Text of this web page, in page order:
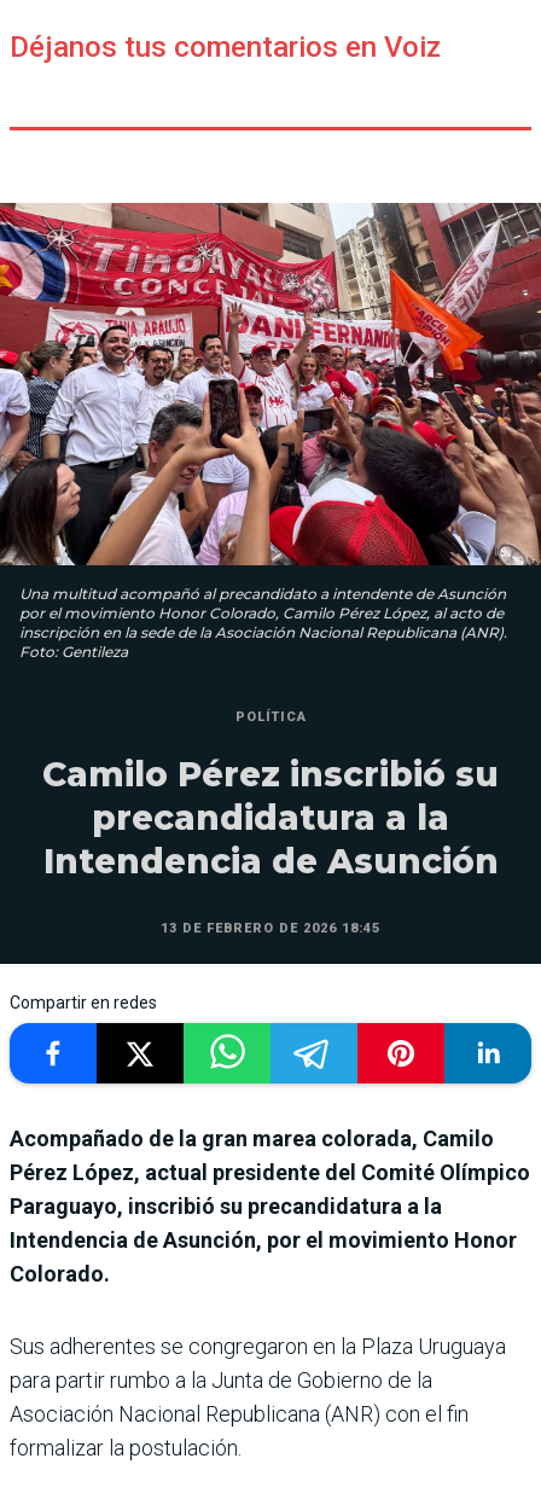
Déjanos tus comentarios en Voiz
Una multitud acompañó al precandidato a intendente de Asunción
por el movimiento Honor Colorado, Camilo Pérez López, al acto de
inscripción en la sede de la Asociación Nacional Republicana (ANR).
Foto: Gentileza
POLÍTICA
Camilo Pérez inscribió su
precandidatura a la
Intendencia de Asunción
13 DE FEBRERO DE 2026 18:45
Compartir en redes
Acompañado de la gran marea colorada, Camilo
Pérez López, actual presidente del Comité Olímpico
Paraguayo, inscribió su precandidatura a la
Intendencia de Asunción, por el movimiento Honor
Colorado.
Sus adherentes se congregaron en la Plaza Uruguaya
para partir rumbo a la Junta de Gobierno de la
Asociación Nacional Republicana (ANR) con el fin
formalizar la postulación.